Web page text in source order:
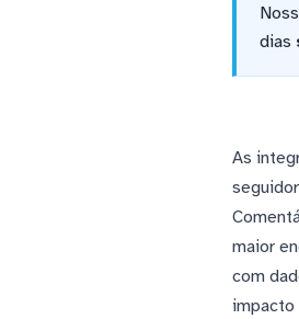
dias
As
maior
com
impacto